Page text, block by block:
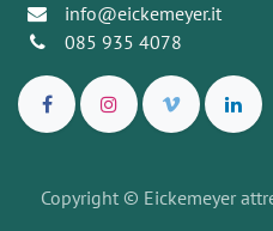
info@eickemeyer.it
085 935 4078
Copyright © Eickemeyer